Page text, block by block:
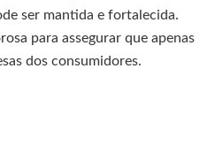
ser mantida e fortalecida.
para assegurar que apenas
dos consumidores.